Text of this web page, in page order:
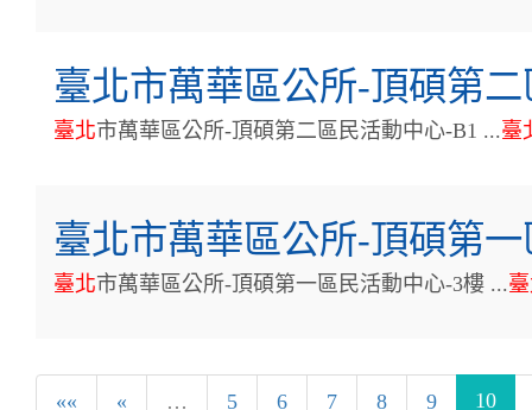
臺北市萬華區公所-頂碩第
臺北市萬華區公所-頂碩第二區民活動中心-B1 ...臺
臺北市萬華區公所-頂碩第
臺北市萬華區公所-頂碩第一區民活動中心-3樓 ...臺
«« « … 5 6 7 8 9 10